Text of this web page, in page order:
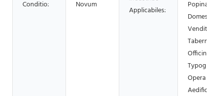
Conditio: Novum
Applicabiles:
Popina,
Taberna
Officinae
Opera